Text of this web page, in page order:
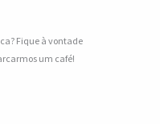
Fique à vontade
um café!